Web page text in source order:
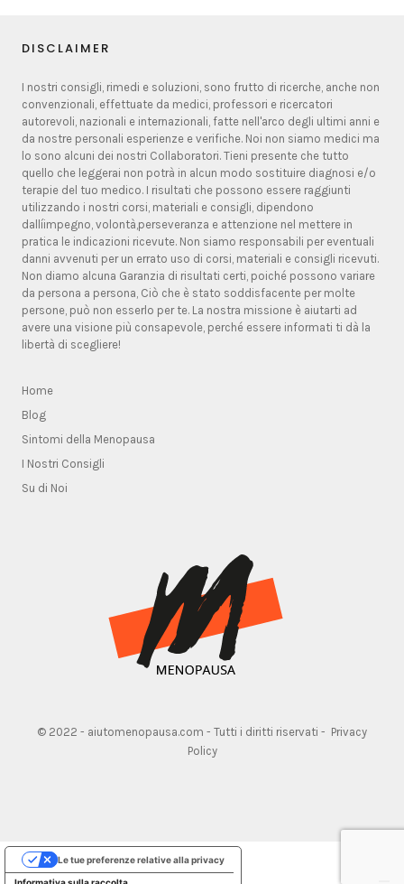
DISCLAIMER
I nostri consigli, rimedi e soluzioni, sono frutto di ricerche, anche non
convenzionali, effettuate da medici, professori e ricercatori
autorevoli, nazionali e internazionali, fatte nell'arco degli ultimi anni e
da nostre personali esperienze e verifiche. Noi non siamo medici ma
lo sono alcuni dei nostri Collaboratori. Tieni presente che tutto
quello che leggerai non potrà in alcun modo sostituire diagnosi e/o
terapie del tuo medico. I risultati che possono essere raggiunti
utilizzando i nostri corsi, materiali e consigli, dipendono
dallíimpegno, volontà,perseveranza e attenzione nel mettere in
pratica le indicazioni ricevute. Non siamo responsabili per eventuali
danni avvenuti per un errato uso di corsi, materiali e consigli ricevuti.
Non diamo alcuna Garanzia di risultati certi, poiché possono variare
da persona a persona, Ciò che è stato soddisfacente per molte
persone, può non esserlo per te. La nostra missione è aiutarti ad
avere una visione più consapevole, perché essere informati ti dà la
libertà di scegliere!
Home
Blog
Sintomi della Menopausa
I Nostri Consigli
Su di Noi
© 2022 - aiutomenopausa.com - Tutti i diritti riservati - Privacy
Policy
Le tue preferenze relative alla privacy